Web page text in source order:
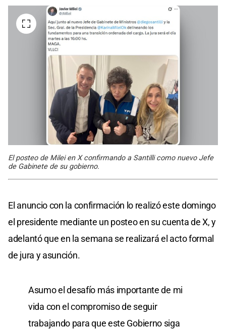
El posteo de Milei en X confirmando a Santilli como nuevo Jefe
de Gabinete de su gobierno.
El anuncio con la confirmación lo realizó este domingo
el presidente mediante un posteo en su cuenta de X, y
adelantó que en la semana se realizará el acto formal
de jura y asunción.
Asumo el desafío más importante de mi
vida con el compromiso de seguir
trabajando para que este Gobierno siga